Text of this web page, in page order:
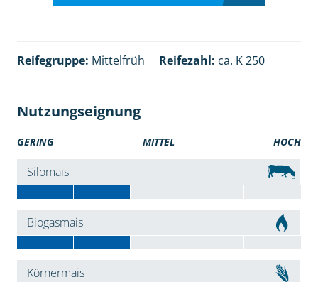
Reifegruppe: Mittelfrüh Reifezahl: ca. K 250
Nutzungseignung
GERING MITTEL HOCH
Silomais
Biogasmais
Körnermais